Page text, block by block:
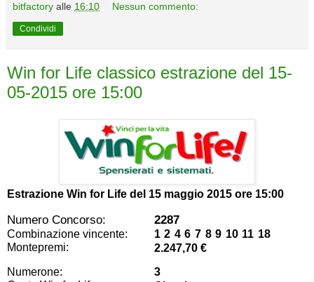
bitfactory alle 16:10 Nessun commento:
Condividi
Win for Life classico estrazione del 15-
05-2015 ore 15:00
Estrazione Win for Life del 15 maggio 2015 ore 15:00
Numero Concorso: 2287
Combinazione vincente:
1 2 4 6 7 8 9 10 11 18
Montepremi:
2.247,70 €
Numerone:
3